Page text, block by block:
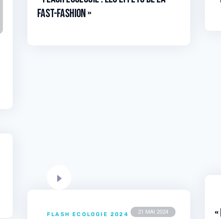
Fast-Fashion »
21 MAI 2024
FLASH ECOLOGIE 2024